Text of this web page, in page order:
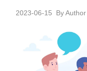
2023-06-15 By Author